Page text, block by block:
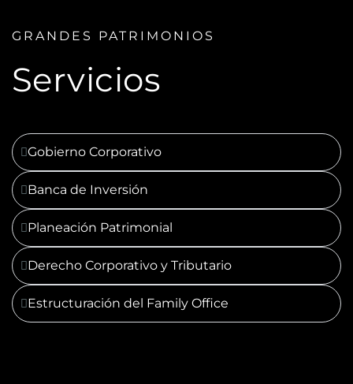
GRANDES PATRIMONIOS
Servicios
Gobierno Corporativo
Banca de Inversión
Planeación Patrimonial
Derecho Corporativo y Tributario
Estructuración del Family Office